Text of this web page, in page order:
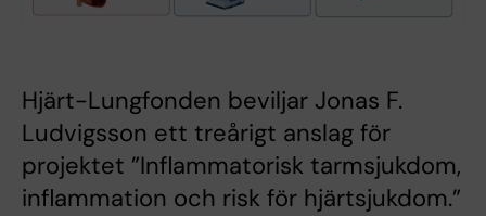
Hjärt-Lungfonden beviljar Jonas F.
Ludvigsson ett treårigt anslag för
projektet ”Inflammatorisk tarmsjukdom,
inflammation och risk för hjärtsjukdom.”